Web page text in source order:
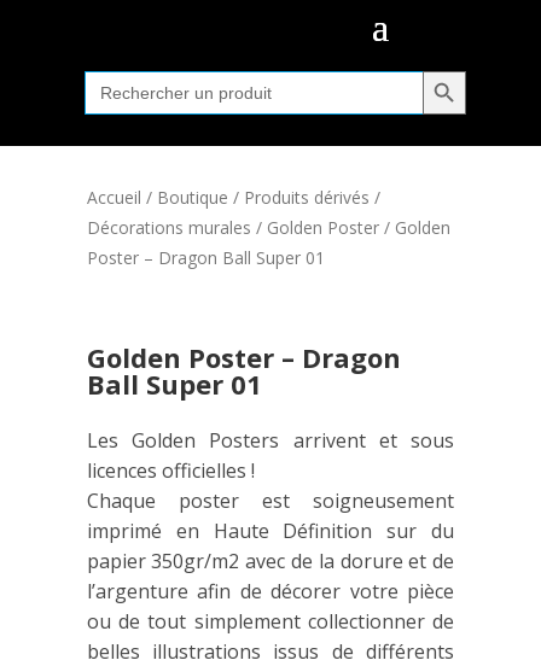
Search
for:
Search Button
Accueil / Boutique / Produits dérivés /
Décorations murales / Golden Poster/ Golden
Poster – Dragon Ball Super 01
Golden Poster – Dragon
Ball Super 01
Les Golden Posters arrivent et sous
licences officielles !
Chaque poster est soigneusement
imprimé en Haute Définition sur du
papier 350gr/m2 avec de la dorure et de
l’argenture afin de décorer votre pièce
ou de tout simplement collectionner de
belles illustrations issus de différents